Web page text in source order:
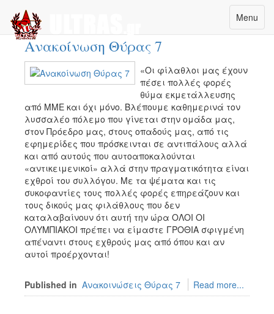
Menu
Σάββατο, 06 Σεπτεμβρίου 2014 00:00
Ανακοίνωση Θύρας 7
«Οι φίλαθλοι μας έχουν
πέσει πολλές φορές
θύμα εκμετάλλευσης
από ΜΜΕ και όχι μόνο. Βλέπουμε καθημερινά τον
λυσσαλέο πόλεμο που γίνεται στην ομάδα μας,
στον Πρόεδρο μας, στους οπαδούς μας, από τις
εφημερίδες που πρόσκεινται σε αντιπάλους αλλά
και από αυτούς που αυτοαποκαλούνται
«αντικειμενικοί» αλλά στην πραγματικότητα είναι
εχθροί του συλλόγου. Με τα ψέματα και τις
συκοφαντίες τους πολλές φορές επηρεάζουν και
τους δικούς μας φιλάθλους που δεν
καταλαβαίνουν ότι αυτή την ώρα ΟΛΟΙ ΟΙ
ΟΛΥΜΠΙΑΚΟΙ πρέπει να είμαστε ΓΡΟΘΙΑ σφιγμένη
απέναντι στους εχθρούς μας από όπου και αν
αυτοί προέρχονται!
Published in Ανακοινώσεις Θύρας 7 Read more...